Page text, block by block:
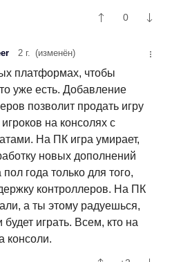
0
2 г. (изменён)
платформах, чтобы
уже есть. Добавление
позволит продать игру
на консолях с
На ПК игра умирает,
новых дополнений
года только для того,
контроллеров. На ПК
а ты этому радуешься,
будет играть. Всем, кто на
консоли.